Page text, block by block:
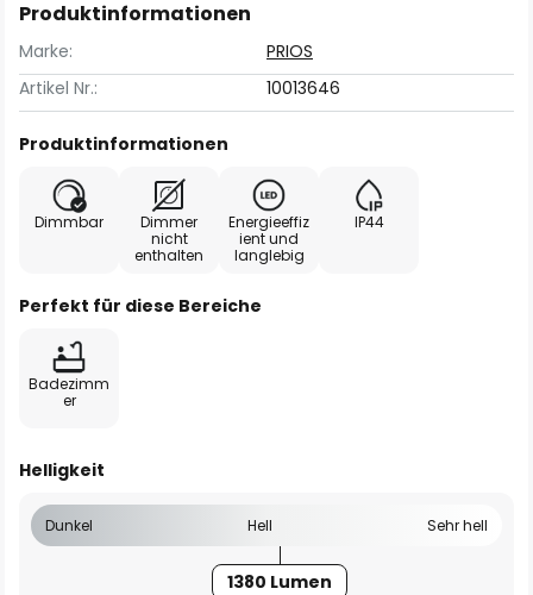
Produktinformationen
Marke:
PRIOS
Artikel Nr.:
10013646
Produktinformationen
Dimmbar
Dimmer
nicht
enthalten
Energieeffiz
ient und
langlebig
IP44
Perfekt für diese Bereiche
Badezimm
er
Helligkeit
Dunkel Hell Sehr hell
1380 Lumen